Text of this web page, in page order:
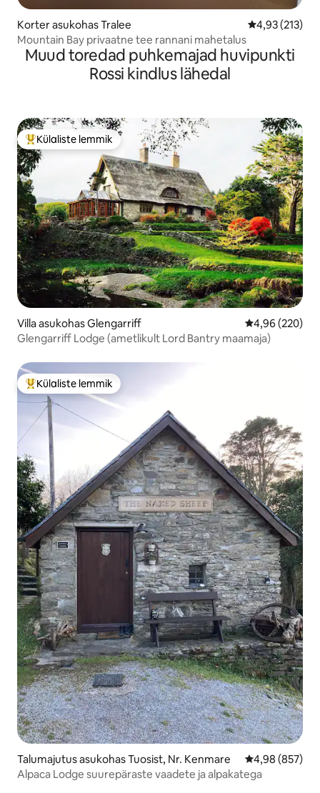
Korter asukohas Tralee Keskmine
4,93 (213)
Mountain Bay privaatne tee rannani mahetalus
Muud toredad puhkemajad huvipunkti
Rossi kindlus lähedal
Külaliste suur lemmik
Külaliste lemmik
Villa asukohas Glengarriff Keskmine
4,96 (220)
Glengarriff Lodge (ametlikult Lord Bantry maamaja)
Külaliste suur lemmik
Külaliste lemmik
Talumajutus asukohas Tuosist, Nr. Kenmare Keskmine
4,98 (857)
Alpaca Lodge suurepäraste vaadete ja alpakatega